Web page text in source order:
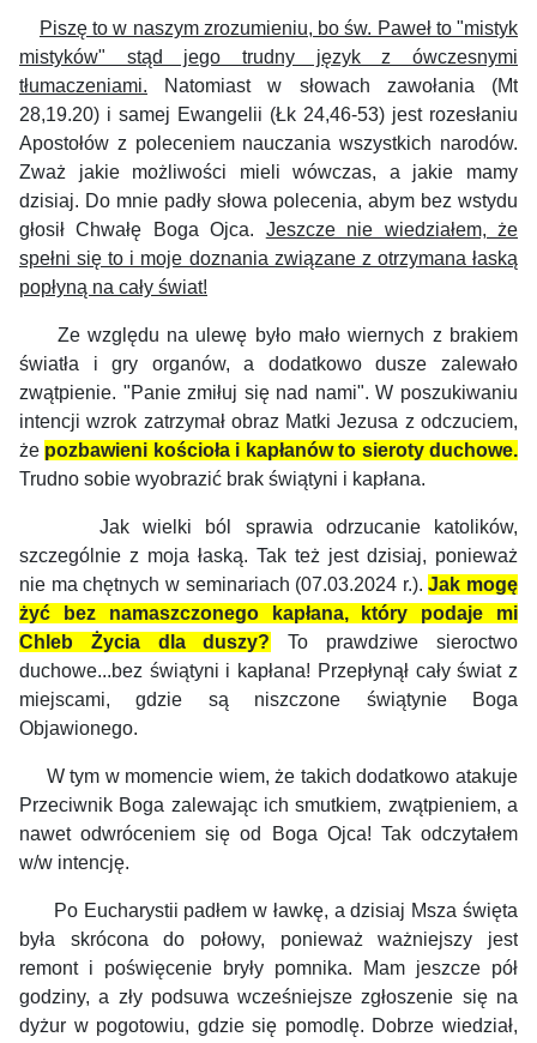
Piszę to w naszym zrozumieniu, bo św. Paweł to "mistyk
mistyków" stąd jego trudny język z ówczesnymi
tłumaczeniami. Natomiast w słowach zawołania (Mt
28,19.20) i samej Ewangelii (Łk 24,46-53) jest rozesłaniu
Apostołów z poleceniem nauczania wszystkich narodów.
Zważ jakie możliwości mieli wówczas, a jakie mamy
dzisiaj. Do mnie padły słowa polecenia, abym bez wstydu
głosił Chwałę Boga Ojca. Jeszcze nie wiedziałem, że
spełni się to i moje doznania związane z otrzymana łaską
popłyną na cały świat!
Ze względu na ulewę było mało wiernych z brakiem
światła i gry organów, a dodatkowo dusze zalewało
zwątpienie. "Panie zmiłuj się nad nami". W poszukiwaniu
intencji wzrok zatrzymał obraz Matki Jezusa z odczuciem,
że pozbawieni kościoła i kapłanów to sieroty duchowe.
Trudno sobie wyobrazić brak świątyni i kapłana.
Jak wielki ból sprawia odrzucanie katolików,
szczególnie z moja łaską. Tak też jest dzisiaj, ponieważ
nie ma chętnych w seminariach (07.03.2024 r.).Jak mogę
żyć bez namaszczonego kapłana, który podaje mi
Chleb Życia dla duszy? To prawdziwe sieroctwo
duchowe...bez świątyni i kapłana! Przepłynął cały świat z
miejscami, gdzie są niszczone świątynie Boga
Objawionego.
W tym w momencie wiem, że takich dodatkowo atakuje
Przeciwnik Boga zalewając ich smutkiem, zwątpieniem, a
nawet odwróceniem się od Boga Ojca! Tak odczytałem
w/w intencję.
Po Eucharystii padłem w ławkę, a dzisiaj Msza święta
była skrócona do połowy, ponieważ ważniejszy jest
remont i poświęcenie bryły pomnika. Mam jeszcze pół
godziny, a zły podsuwa wcześniejsze zgłoszenie się na
dyżur w pogotowiu, gdzie się pomodlę. Dobrze wiedział,